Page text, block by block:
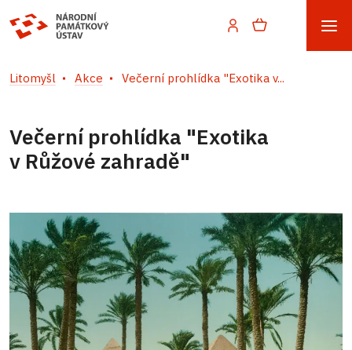
Litomyšl Akce Večerní prohlídka "Exotika v...
Večerní prohlídka "Exotika
v Růžové zahradě"